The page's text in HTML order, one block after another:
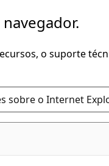
o suporte
sobre o Internet